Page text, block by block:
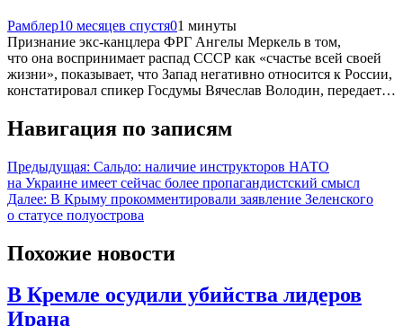
Рамблер10 месяцев спустя01 минуты
Признание экс-канцлера ФРГ Ангелы Меркель в том,
что она воспринимает распад СССР как «счастье всей своей
жизни», показывает, что Запад негативно относится к России,
констатировал спикер Госдумы Вячеслав Володин, передает…
Навигация по записям
Предыдущая: Сальдо: наличие инструкторов НАТО
на Украине имеет сейчас более пропагандистский смысл
Далее: В Крыму прокомментировали заявление Зеленского
о статусе полуострова
Похожие новости
В Кремле осудили убийства лидеров
Ирана